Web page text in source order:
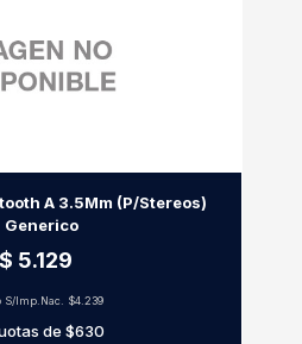
A 3.5Mm (P/Stereos)
Generico
$ 5.129
S/Imp.Nac. $4.239
de $630